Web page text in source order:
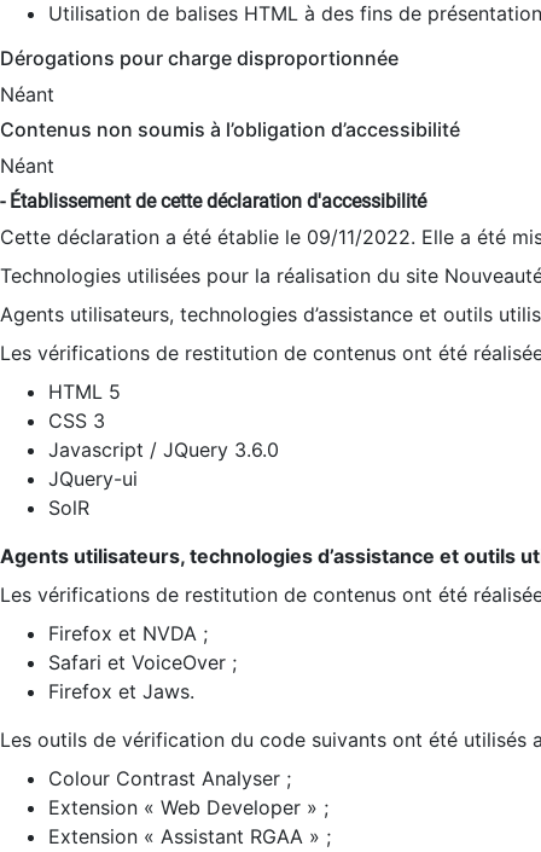
Utilisation de balises HTML à des fins de
Dérogations pour charge disproportionnée
Néant
Contenus non soumis à l’obligation d’accessibilité
Néant
- Établissement de cette déclaration d'accessibilité
Cette déclaration a été établie le 09/11/2022. Elle a été
Technologies utilisées pour la réalisation du site
Agents utilisateurs, technologies d’assistance et outils
Les vérifications de restitution de contenus ont été
HTML 5
CSS 3
Javascript / JQuery 3.6.0
JQuery-ui
SolR
Agents utilisateurs, technologies d’assistance et outils
Les vérifications de restitution de contenus ont été
Firefox et NVDA ;
Safari et VoiceOver ;
Firefox et Jaws.
Les outils de vérification du code suivants ont été utilisés
Colour Contrast Analyser ;
Extension « Web Developer » ;
Extension « Assistant RGAA » ;